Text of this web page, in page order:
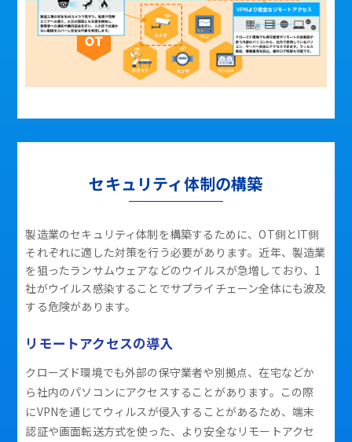
セキュリティ体制の構築
製造業のセキュリティ体制を構築するために、OT側とIT側
それぞれに適した対策を行う必要があります。近年、製造業
を狙ったランサムウェアなどのウイルスが急増しており、1
社がウイルス感染することでサプライチェーン全体にも波及
する危険があります。
リモートアクセスの導入
クローズド環境でも外部の保守業者や別拠点、在宅などか
ら社内のパソコンにアクセスすることがあります。この際
にVPNを通じてウィルスが侵入することがあるため、端末
認証や画面転送方式を使った、より安全なリモートアクセ